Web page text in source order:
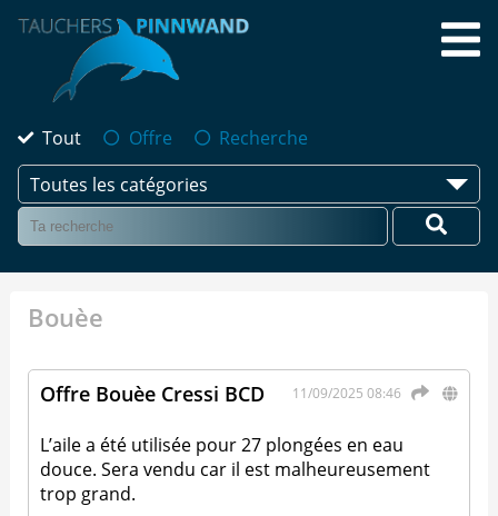
Tout Offre
Recherche
Toutes les catégories
Bouèe
11/09/2025 08:46
Offre Bouèe Cressi BCD
L’aile a été utilisée pour 27 plongées en eau
douce. Sera vendu car il est malheureusement
trop grand.